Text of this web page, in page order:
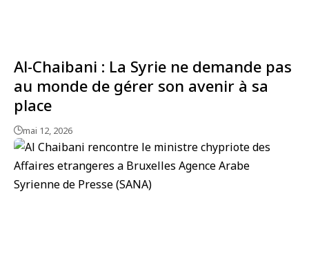
Al-Chaibani : La Syrie ne demande pas
au monde de gérer son avenir à sa
place
mai 12, 2026